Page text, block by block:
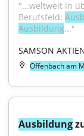
"...weltweit in
Berufsfeld:
Ausbildung..."
SAMSON
Offenbach am
Ausbildung